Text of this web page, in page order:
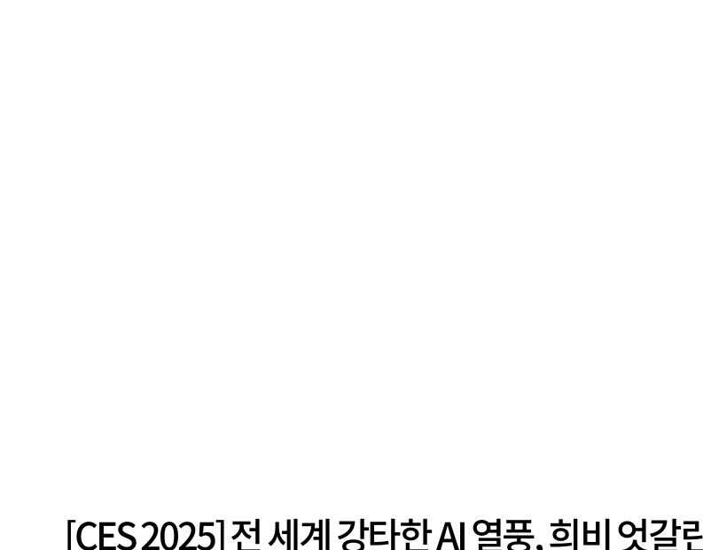
[CES 2025] 전 세계 강타한 AI 열풍, 희비 엇